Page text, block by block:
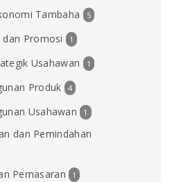
Tambaha 5
dan Promosi 1
Usahawan 1
Produk 4
Usahawan 1
dan Pemindahan
Pemasaran 1